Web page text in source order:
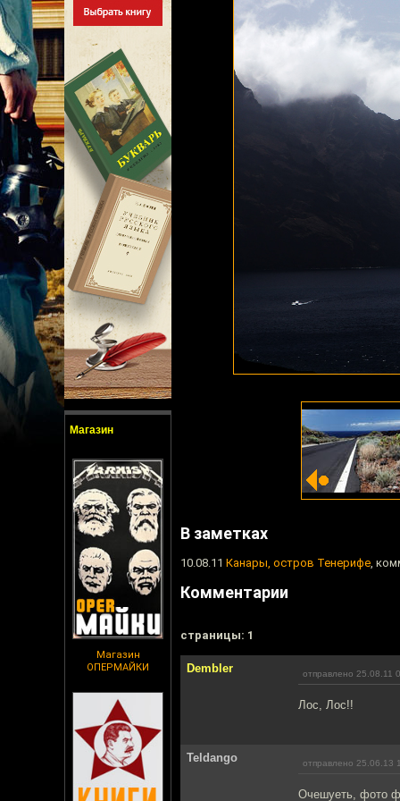
Магазин
Магазин
ОПЕРМАЙКИ
В заметках
10.08.11 Канары, остров Тенерифе,
Комментарии
cтраницы: 1
Dembler отправлено 25.08.11
Лос, Лос!!
Teldango отправлено 25.06.13
Очешуеть, фото